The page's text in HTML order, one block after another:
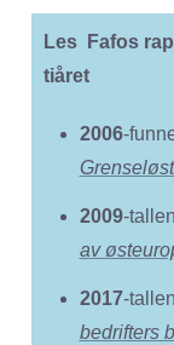
Les Fafos
tiåret
2006-
2009-
av
2017-
bedrifters